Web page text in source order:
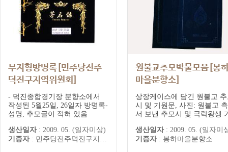
무지형방명록[민주당전주
덕진구지역위원회]
민주당전주덕진구지역위원회 추
모기록
- 덕진종합경기장 분향소에서
작성된 5월25일, 26일자 방명록-
성명, 추모글이 적혀 있음
생산일자 : 2009. 05. (일자미상)
기증자 : 민주당전주덕진구지역위원회
원불교추모박물모음[봉
마을분향소]
상장케이스에 담긴 원불교
시 및 기원문, 사진: 원불교
서 보낸 추모시 및 극락왕생
령이 유치원을 방문한 사진
내용임
생산일자 : 2009. 05. (일자미
기증자 : 봉하마을분향소